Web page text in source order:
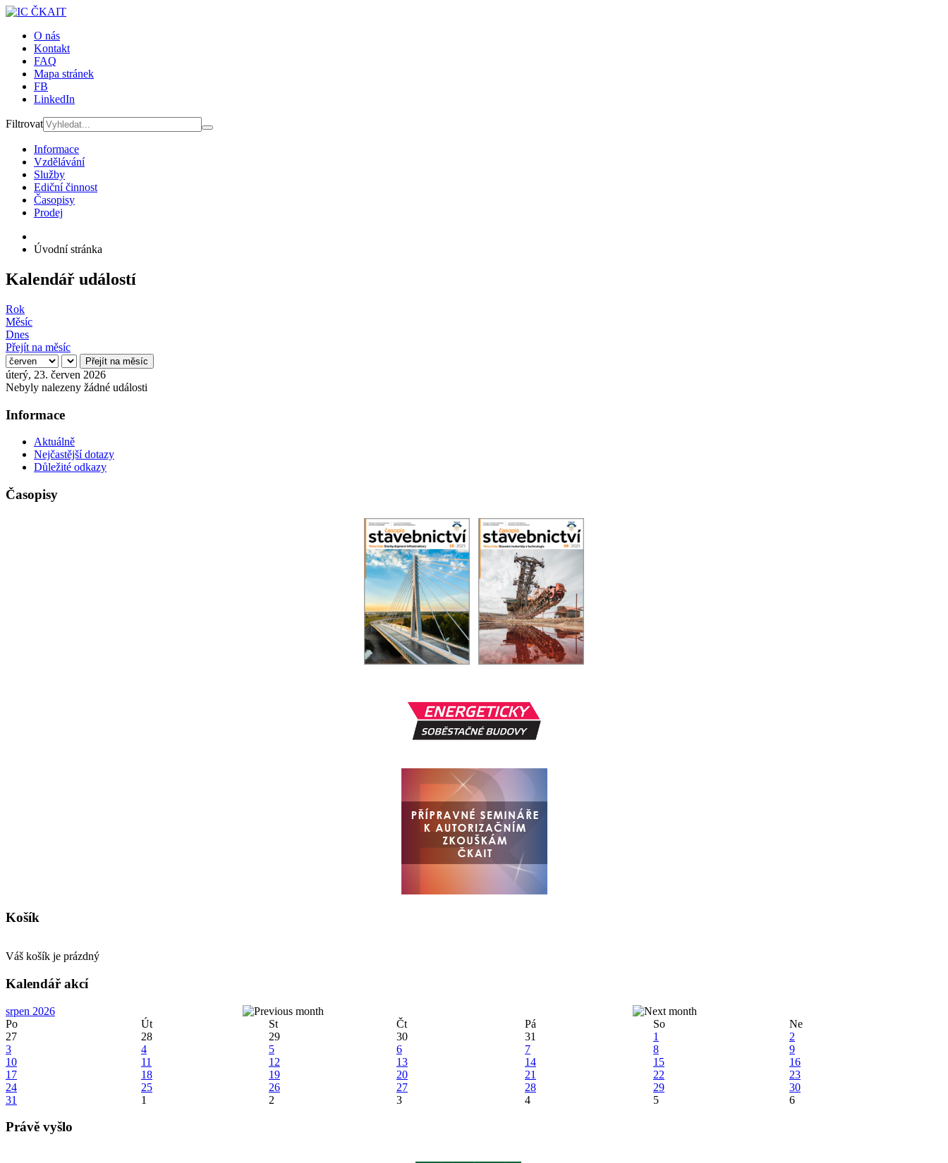
O nás
Kontakt
FAQ
Mapa stránek
FB
LinkedIn
Filtrovat
Informace
Vzdělávání
Služby
Ediční činnost
Časopisy
Prodej
Úvodní stránka
Kalendář událostí
Rok
Měsíc
Dnes
Přejít na měsíc
Přejít na měsíc
úterý, 23. červen 2026
Nebyly nalezeny žádné události
Informace
Aktuálně
Nejčastější dotazy
Důležité odkazy
Časopisy
Košík
Váš košík je prázdný
Kalendář akcí
srpen 2026
Po
Út St Čt Pá So
Ne
27
28 29 30 31 1
2
3
4 5 6 7 8
9
10
11 12 13 14 15
16
17
18 19 20 21 22
23
24
25 26 27 28 29
30
31
1 2 3 4 5 6
Právě vyšlo